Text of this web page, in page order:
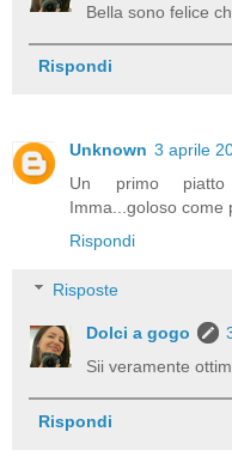
Bella sono felice
Rispondi
Unknown 3 aprile
Un primo piatto
Imma...goloso come
Rispondi
Risposte
Dolci a gogo
Sii veramente
Rispondi